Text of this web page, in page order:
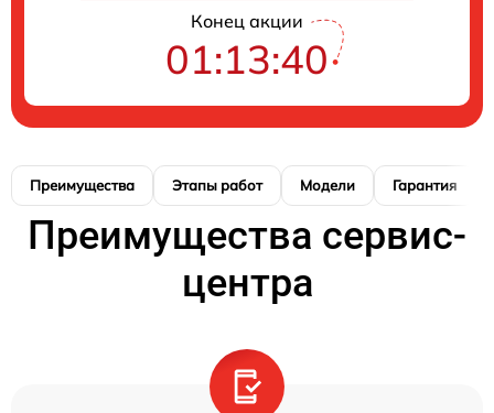
Конец акции
01:13:39
Преимущества Этапы работ Модели Гарантия
Преимущества сервис-
центра